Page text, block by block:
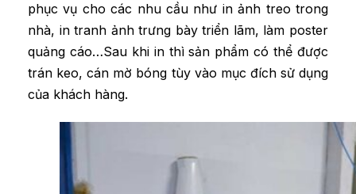
phục vụ cho các nhu cầu như in ảnh treo trong
nhà, in tranh ảnh trưng bày triển lãm, làm poster
quảng cáo…Sau khi in thì sản phẩm có thể được
trán keo, cán mờ bóng tùy vào mục đích sử dụng
của khách hàng.